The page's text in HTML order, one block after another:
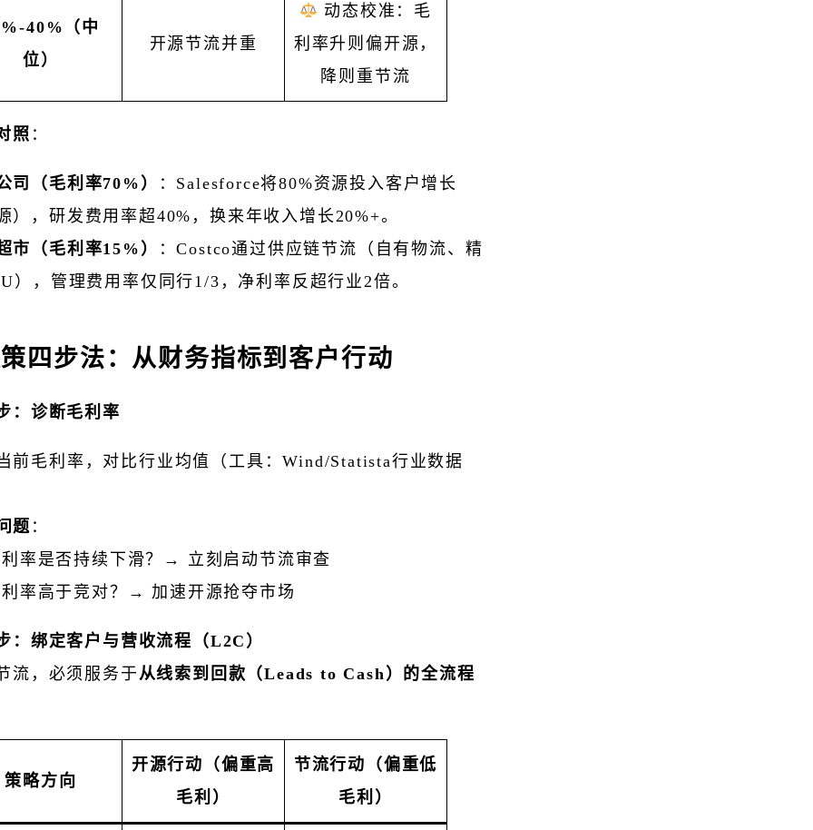
40%（中
位）
开源节流并重
动态校准：毛
利率升则偏开源，
降则重节流
照 ：
司（毛利率70%）
：Salesforce将80%资源投入客户增长
），研发费用率超40%，换来年收入增长20%+。
市（毛利率15%）
：Costco通过供应链节流（自有物流、精
），管理费用率仅同行1/3，净利率反超行业2倍。
四步法：从财务指标到客户行动
：诊断毛利率
前毛利率，对比行业均值（工具：Wind/Statista行业数据
题 ：
率是否持续下滑？→ 立刻启动节流审查
率高于竞对？→ 加速开源抢夺市场
：绑定客户与营收流程（L2C）
流，必须服务于 从线索到回款（Leads to Cash）的全流程
策略方向
开源行动（偏重高
毛利）
节流行动（偏重低
毛利）